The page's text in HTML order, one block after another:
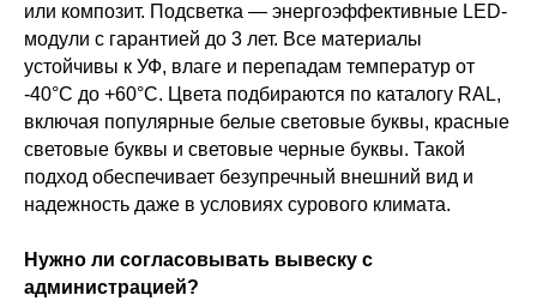
или композит. Подсветка — энергоэффективные LED-
модули с гарантией до 3 лет. Все материалы
устойчивы к УФ, влаге и перепадам температур от
-40°C до +60°C. Цвета подбираются по каталогу RAL,
включая популярные белые световые буквы, красные
световые буквы и световые черные буквы. Такой
подход обеспечивает безупречный внешний вид и
надежность даже в условиях сурового климата.
Нужно ли согласовывать вывеску с
администрацией?